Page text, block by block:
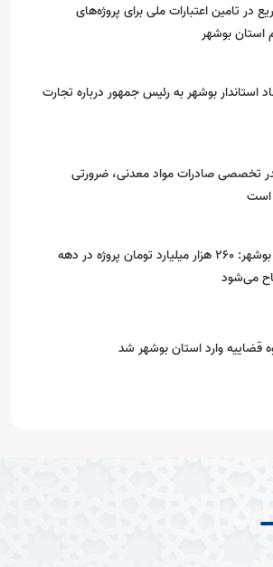
در تامین اعتبارات ملی برای پروژه‌های
استان بوشهر
استاندار بوشهر به رئیس جمهور درباره تجارت
تخصصی صادرات مواد معدنی، ضرورتی
است
استاندار بوشهر: ۲۶۰ هزار میلیارد تومان پروژه در دهه
می‌شود
قضاییه وارد استان بوشهر شد